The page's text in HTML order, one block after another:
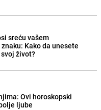
sreću vašem
Kako da unesete
život?
Ovi horoskopski
ljube